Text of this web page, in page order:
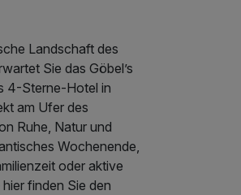
Landschaft des
Sie das Göbel’s
4-Sterne-Hotel in
am Ufer des
Ruhe, Natur und
Wochenende,
oder aktive
finden Sie den